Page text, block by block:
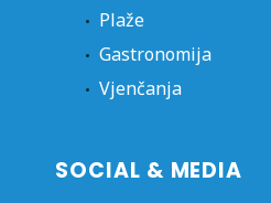
Plaže
Gastronomija
Vjenčanja
SOCIAL & MEDIA